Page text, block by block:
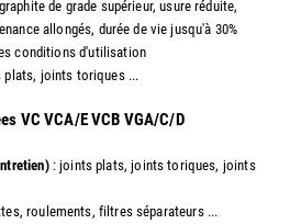
de grade supérieur, usure réduite,
allongés, durée de vie jusqu'à 30%
conditions d'utilisation
joints toriques ...
VC VCA/E VCB VGA/C/D
: joints plats, joints toriques, joints
roulements, filtres séparateurs ...